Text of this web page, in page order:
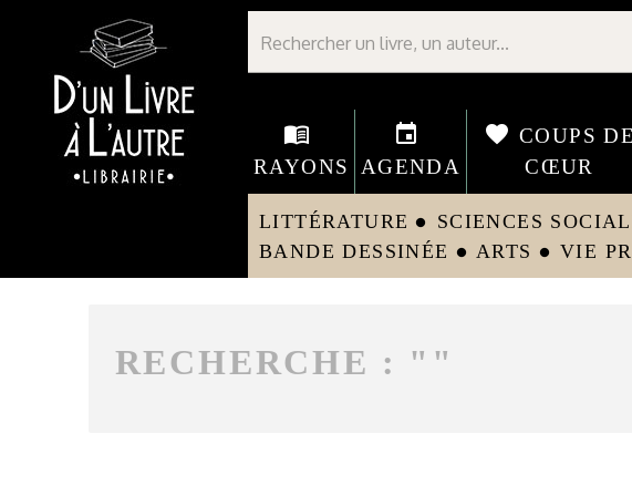
Librairie D'un livre à l'autre - Avranches
menu_book
RAYONS
event
AGENDA
favorite COUPS DE
CŒUR
LITTÉRATURE circle SCIENCES
BANDE DESSINÉE circle ARTS circle VIE
RECHERCHE : " "